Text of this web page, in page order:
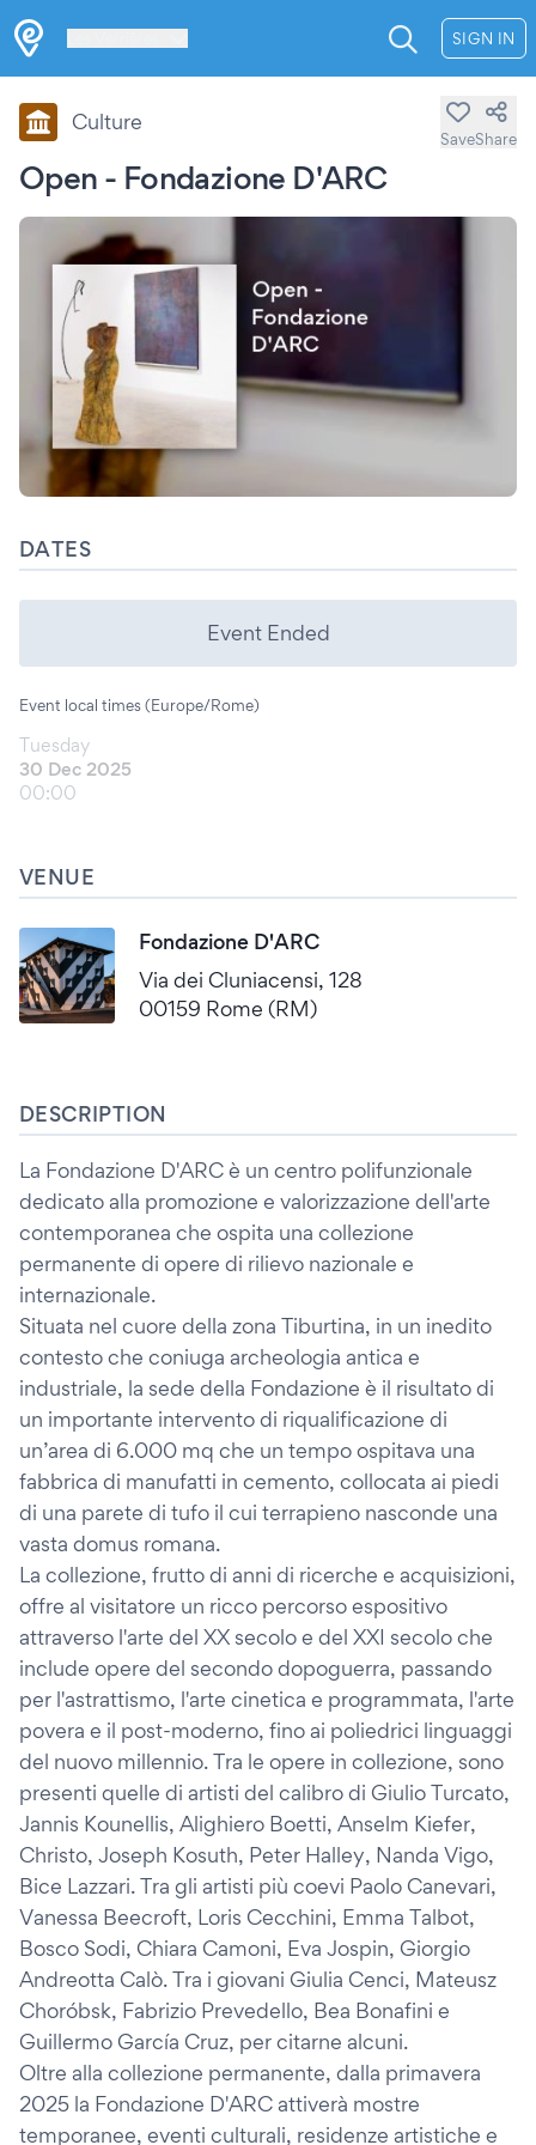
SIGN IN
Open - Fondazione D'ARC
Culture
SaveShare
DATES
Event Ended
Event local times (Europe/Rome)
Tuesday
30 Dec 2025
00:00
VENUE
Fondazione D'ARC
Via dei Cluniacensi, 128
00159 Rome (RM)
DESCRIPTION
La Fondazione D'ARC è un centro polifunzionale
dedicato alla promozione e valorizzazione dell'arte
contemporanea che ospita una collezione
permanente di opere di rilievo nazionale e
internazionale.
Situata nel cuore della zona Tiburtina, in un inedito
contesto che coniuga archeologia antica e
industriale, la sede della Fondazione è il risultato di
un importante intervento di riqualificazione di
un’area di 6.000 mq che un tempo ospitava una
fabbrica di manufatti in cemento, collocata ai piedi
di una parete di tufo il cui terrapieno nasconde una
vasta domus romana.
La collezione, frutto di anni di ricerche e acquisizioni,
offre al visitatore un ricco percorso espositivo
attraverso l'arte del XX secolo e del XXI secolo che
include opere del secondo dopoguerra, passando
per l'astrattismo, l'arte cinetica e programmata, l'arte
povera e il post-moderno, fino ai poliedrici linguaggi
del nuovo millennio. Tra le opere in collezione, sono
presenti quelle di artisti del calibro di Giulio Turcato,
Jannis Kounellis, Alighiero Boetti, Anselm Kiefer,
Christo, Joseph Kosuth, Peter Halley, Nanda Vigo,
Bice Lazzari. Tra gli artisti più coevi Paolo Canevari,
Vanessa Beecroft, Loris Cecchini, Emma Talbot,
Bosco Sodi, Chiara Camoni, Eva Jospin, Giorgio
Andreotta Calò. Tra i giovani Giulia Cenci, Mateusz
Choróbsk, Fabrizio Prevedello, Bea Bonafini e
Guillermo García Cruz, per citarne alcuni.
Oltre alla collezione permanente, dalla primavera
2025 la Fondazione D'ARC attiverà mostre
temporanee, eventi culturali, residenze artistiche e